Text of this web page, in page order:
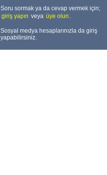
Soru sormak ya da cevap vermek için;
giriş yapın veya üye olun .
Sosyal medya hesaplarınızla da giriş
yapabilirsiniz.